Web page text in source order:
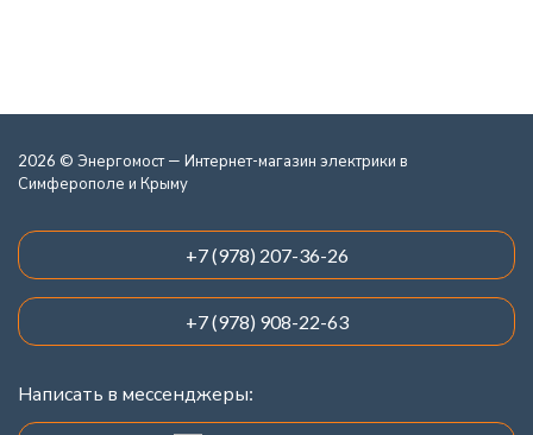
2026 © Энергомост — Интернет-магазин электрики в
Симферополе и Крыму
+7 (978) 207-36-26
+7 (978) 908-22-63
Написать в мессенджеры: